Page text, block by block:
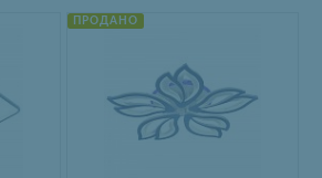
ПРОДАНО